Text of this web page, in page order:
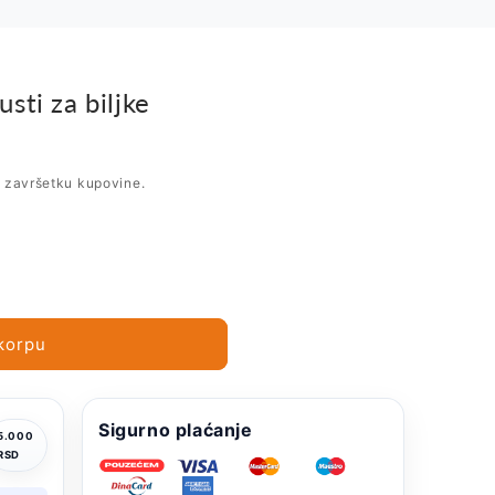
za biljke
završetku kupovine.
Sigurno plaćanje